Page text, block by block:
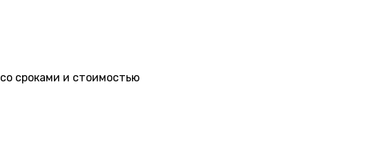
со сроками и стоимостью